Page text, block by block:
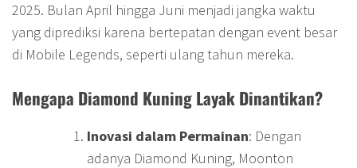
2025. Bulan April hingga Juni menjadi jangka waktu
yang diprediksi karena bertepatan dengan event besar
di Mobile Legends, seperti ulang tahun mereka.
Mengapa Diamond Kuning Layak Dinantikan?
Inovasi dalam Permainan: Dengan
adanya Diamond Kuning, Moonton